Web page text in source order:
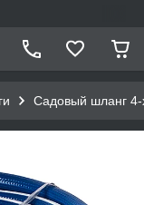
Садовый шланг